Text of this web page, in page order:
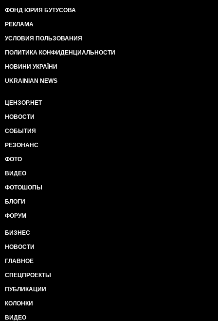
ФОНД ЮРИЯ БУТУСОВА
РЕКЛАМА
УСЛОВИЯ ПОЛЬЗОВАНИЯ
ПОЛИТИКА КОНФИДЕНЦИАЛЬНОСТИ
НОВИНИ УКРАЇНИ
UKRAINIAN NEWS
ЦЕНЗОР.НЕТ
НОВОСТИ
СОБЫТИЯ
РЕЗОНАНС
ФОТО
ВИДЕО
ФОТОШОПЫ
БЛОГИ
ФОРУМ
БИЗНЕС
НОВОСТИ
ГЛАВНОЕ
СПЕЦПРОЕКТЫ
ПУБЛИКАЦИИ
КОЛОНКИ
ВИДЕО